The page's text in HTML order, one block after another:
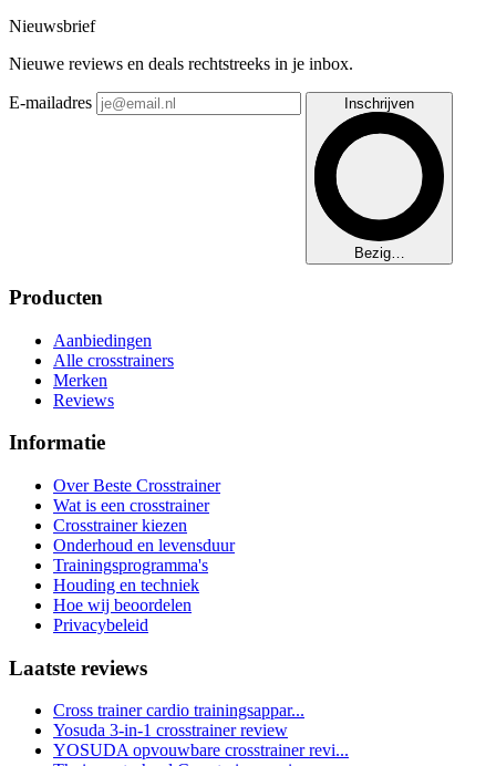
Nieuwsbrief
Nieuwe reviews en deals rechtstreeks in je inbox.
E-mailadres Inschrijven
Bezig…
Producten
Aanbiedingen
Alle crosstrainers
Merken
Reviews
Informatie
Over Beste Crosstrainer
Wat is een crosstrainer
Crosstrainer kiezen
Onderhoud en levensduur
Trainingsprogramma's
Houding en techniek
Hoe wij beoordelen
Privacybeleid
Laatste reviews
Cross trainer cardio trainingsappar...
Yosuda 3-in-1 crosstrainer review
YOSUDA opvouwbare crosstrainer revi...